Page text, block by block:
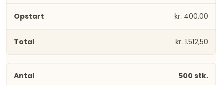
kr. 400,00
kr. 1.512,50
500 stk.